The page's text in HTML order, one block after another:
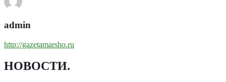
admin
http://gazetamarsho.ru
НОВОСТИ.